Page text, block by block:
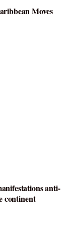
Moves
anti-
continent